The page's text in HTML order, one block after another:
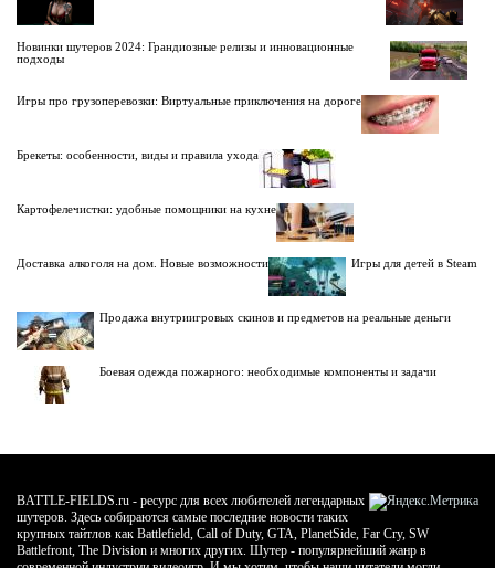
Новинки шутеров 2024: Грандиозные релизы и инновационные
подходы
Игры про грузоперевозки: Виртуальные приключения на дороге
Брекеты: особенности, виды и правила ухода
Картофелечистки: удобные помощники на кухне
Доставка алкоголя на дом. Новые возможности Игры для детей в Steam
Продажа внутриигровых скинов и предметов на реальные деньги
Боевая одежда пожарного: необходимые компоненты и задачи
BATTLE-FIELDS.ru - ресурс для всех любителей легендарных
шутеров. Здесь собираются самые последние новости таких
крупных тайтлов как Battlefield, Call of Duty, GTA, PlanetSide, Far Cry, SW
Battlefront, The Division и многих других. Шутер - популярнейший жанр в